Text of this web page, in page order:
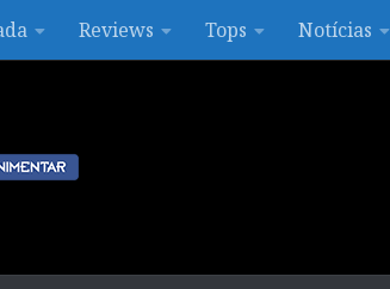
Reviews Tops Notícias